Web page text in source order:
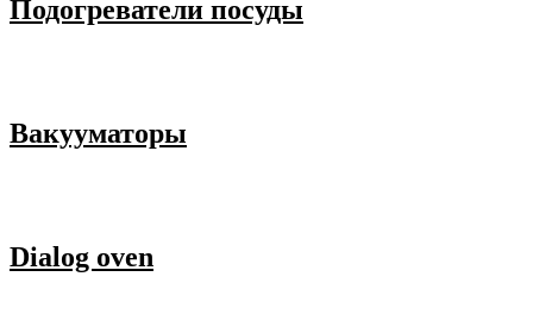
Подогреватели посуды
Вакууматоры
Dialog oven